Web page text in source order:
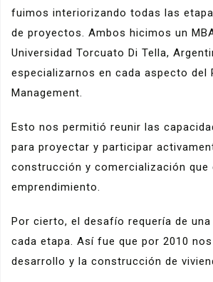
fuimos interiorizando todas las
de proyectos. Ambos hicimos un
Universidad Torcuato Di Tella,
especializarnos en cada aspecto del
Management.
Esto nos permitió reunir las
para proyectar y participar
construcción y comercialización que
emprendimiento.
Por cierto, el desafío requería de una
cada etapa. Así fue que por 2010
desarrollo y la construcción de